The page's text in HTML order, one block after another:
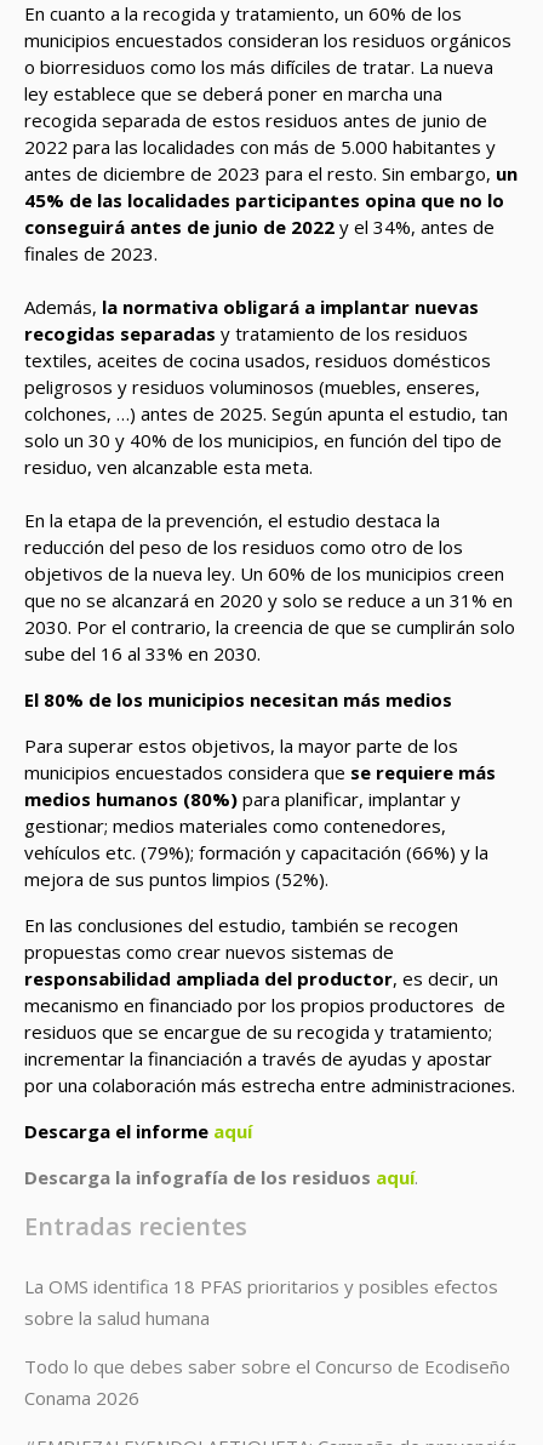
En cuanto a la recogida y tratamiento, un 60% de los
municipios encuestados consideran los residuos orgánicos
o biorresiduos como los más difíciles de tratar. La nueva
ley establece que se deberá poner en marcha una
recogida separada de estos residuos antes de junio de
2022 para las localidades con más de 5.000 habitantes y
antes de diciembre de 2023 para el resto. Sin embargo, un
45% de las localidades participantes opina que no lo
conseguirá antes de junio de 2022 y el 34%, antes de
finales de 2023.
Además, la normativa obligará a implantar nuevas
recogidas separadas y tratamiento de los residuos
textiles, aceites de cocina usados, residuos domésticos
peligrosos y residuos voluminosos (muebles, enseres,
colchones, …) antes de 2025. Según apunta el estudio, tan
solo un 30 y 40% de los municipios, en función del tipo de
residuo, ven alcanzable esta meta.
En la etapa de la prevención, el estudio destaca la
reducción del peso de los residuos como otro de los
objetivos de la nueva ley. Un 60% de los municipios creen
que no se alcanzará en 2020 y solo se reduce a un 31% en
2030. Por el contrario, la creencia de que se cumplirán solo
sube del 16 al 33% en 2030.
El 80% de los municipios necesitan más medios
Para superar estos objetivos, la mayor parte de los
municipios encuestados considera que se requiere más
medios humanos (80%) para planificar, implantar y
gestionar; medios materiales como contenedores,
vehículos etc. (79%); formación y capacitación (66%) y la
mejora de sus puntos limpios (52%).
En las conclusiones del estudio, también se recogen
propuestas como crear nuevos sistemas de
responsabilidad ampliada del productor, es decir, un
mecanismo en financiado por los propios productores de
residuos que se encargue de su recogida y tratamiento;
incrementar la financiación a través de ayudas y apostar
por una colaboración más estrecha entre administraciones.
Descarga el informe aquí
Descarga la infografía de los residuos aquí.
Entradas recientes
La OMS identifica 18 PFAS prioritarios y posibles efectos
sobre la salud humana
Todo lo que debes saber sobre el Concurso de Ecodiseño
Conama 2026